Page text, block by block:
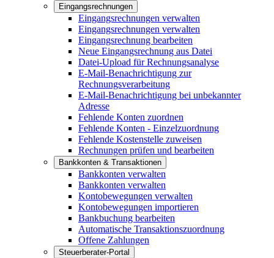
Eingangsrechnungen
Eingangsrechnungen verwalten
Eingangsrechnungen verwalten
Eingangsrechnung bearbeiten
Neue Eingangsrechnung aus Datei
Datei-Upload für Rechnungsanalyse
E-Mail-Benachrichtigung zur
Rechnungsverarbeitung
E-Mail-Benachrichtigung bei unbekannter
Adresse
Fehlende Konten zuordnen
Fehlende Konten - Einzelzuordnung
Fehlende Kostenstelle zuweisen
Rechnungen prüfen und bearbeiten
Bankkonten & Transaktionen
Bankkonten verwalten
Bankkonten verwalten
Kontobewegungen verwalten
Kontobewegungen importieren
Bankbuchung bearbeiten
Automatische Transaktionszuordnung
Offene Zahlungen
Steuerberater-Portal